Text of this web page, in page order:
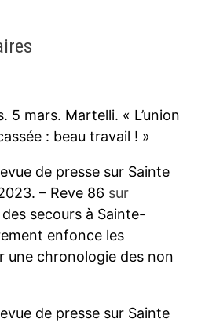
5 mars. Martelli. « L’union
: beau travail ! »
de presse sur Sainte
– Reve 86 sur
secours à Sainte-
enfonce les
une chronologie des non
de presse sur Sainte